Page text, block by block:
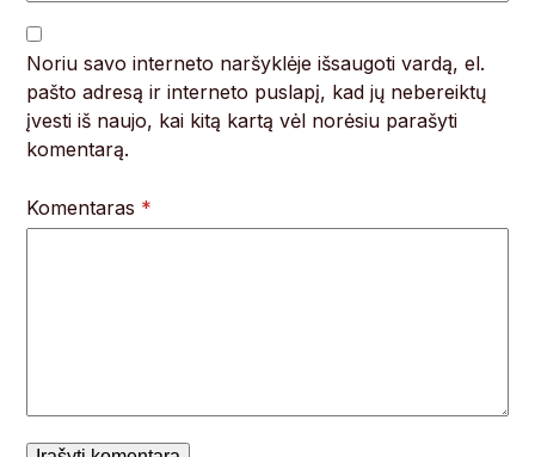
Noriu savo interneto naršyklėje išsaugoti vardą, el.
pašto adresą ir interneto puslapį, kad jų nebereiktų
įvesti iš naujo, kai kitą kartą vėl norėsiu parašyti
komentarą.
Komentaras *